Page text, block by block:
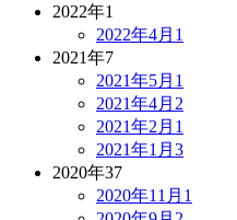
2022年1
2022年4月 1
2021年7
2021年5月 1
2021年4月 2
2021年2月 1
2021年1月 3
2020年37
2020年11月 1